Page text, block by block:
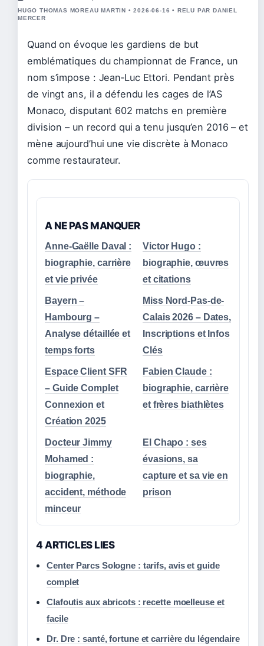
HUGO THOMAS MOREAU MARTIN • 2026-06-16 • RELU PAR DANIEL
MERCER
Quand on évoque les gardiens de but
emblématiques du championnat de France, un
nom s’impose : Jean‑Luc Ettori. Pendant près
de vingt ans, il a défendu les cages de l’AS
Monaco, disputant 602 matchs en première
division – un record qui a tenu jusqu’en 2016 – et
mène aujourd’hui une vie discrète à Monaco
comme restaurateur.
A NE PAS MANQUER
Anne-Gaëlle Daval :
biographie, carrière
et vie privée
Victor Hugo :
biographie, œuvres
et citations
Bayern –
Hambourg –
Analyse détaillée et
temps forts
Miss Nord-Pas-de-
Calais 2026 – Dates,
Inscriptions et Infos
Clés
Espace Client SFR
– Guide Complet
Connexion et
Création 2025
Fabien Claude :
biographie, carrière
et frères biathlètes
Docteur Jimmy
Mohamed :
biographie,
accident, méthode
minceur
El Chapo : ses
évasions, sa
capture et sa vie en
prison
4 ARTICLES LIES
Center Parcs Sologne : tarifs, avis et guide
complet
Clafoutis aux abricots : recette moelleuse et
facile
Dr. Dre : santé, fortune et carrière du légendaire